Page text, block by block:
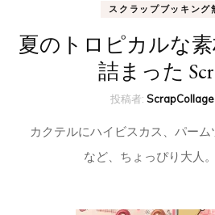
スクラップブッキング
夏のトロピカルな
詰まった
投稿者: ScrapCollage
カクテルにハイビスカス、パーム
など、ちょっぴり大人